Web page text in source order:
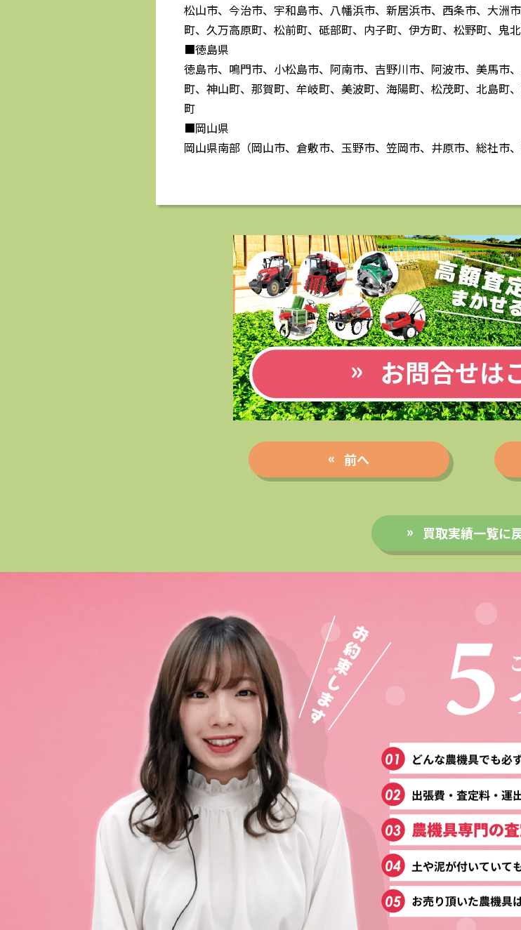
松山市、今治市、宇和島市、八幡浜市、新居浜市、西条市、大洲
町、久万高原町、松前町、砥部町、内子町、伊方町、松野町、鬼
■徳島県
徳島市、鳴門市、小松島市、阿南市、吉野川市、阿波市、美馬市
町、神山町、那賀町、牟岐町、美波町、海陽町、松茂町、北島町
町
■岡山県
岡山県南部（岡山市、倉敷市、玉野市、笠岡市、井原市、総社市
前へ
買取実績一覧に